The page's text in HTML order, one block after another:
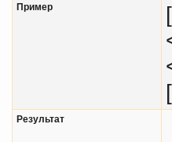
Пример
Результат